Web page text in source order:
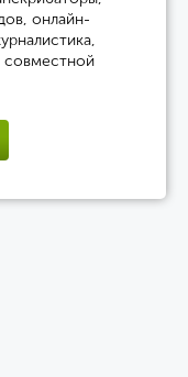
онлайн-
совместной